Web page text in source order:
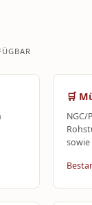
🛒
NGC/
sowie